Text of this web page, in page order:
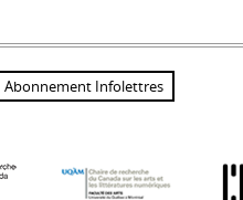
Abonnement Infolettres